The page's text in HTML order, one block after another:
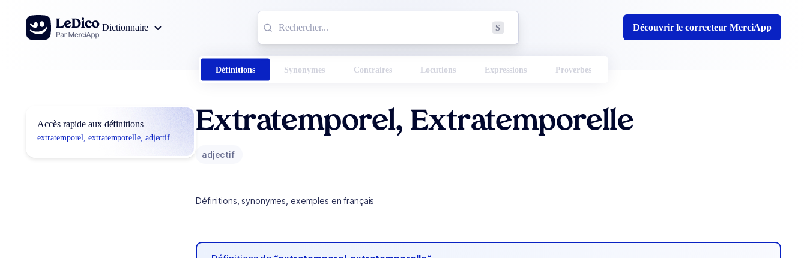
Aller au contenu
Dictionnaire
S Découvrir le correcteur MerciApp
Définitions Synonymes Contraires Locutions Expressions Proverbes
Accès rapide aux définitions
extratemporel, extratemporelle, adjectif
Extratemporel, Extratemporelle
adjectif
Définitions, synonymes, exemples en français